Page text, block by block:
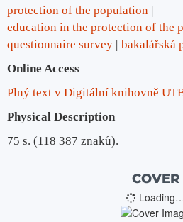
protection of the population
education in the protection of the
questionnaire survey
bakalářská
Online Access
Plný text v Digitální knihovně
Physical Description
75 s. (118 387 znaků).
COVER